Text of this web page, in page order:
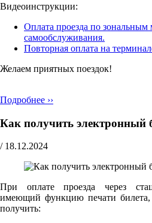
Видеоинструкции:
Оплата проезда по
самообслуживания.
Повторная оплата на
Желаем приятных поездок!
Подробнее ››
Как получить электронный
/ 18.12.2024
При оплате проезда через
имеющий функцию печати
получить: